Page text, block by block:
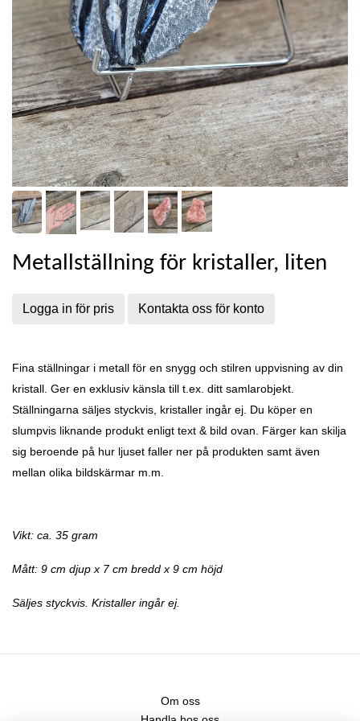
Metallställning för kristaller, liten
Logga in för pris Kontakta oss för konto
Fina ställningar i metall för en snygg och stilren uppvisning av din
kristall. Ger en exklusiv känsla till t.ex. ditt samlarobjekt.
Ställningarna säljes styckvis, kristaller ingår ej. Du köper en
slumpvis liknande produkt enligt text & bild ovan. Färger kan skilja
sig beroende på hur ljuset faller ner på produkten samt även
mellan olika bildskärmar m.m.
Vikt: ca. 35 gram
Mått: 9 cm djup x 7 cm bredd x 9 cm höjd
Säljes styckvis. Kristaller ingår ej.
Om oss